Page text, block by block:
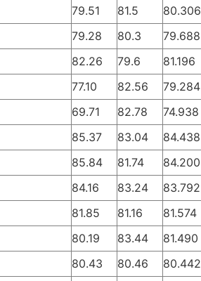
79.51 81.5
80.306
79.28 80.3
79.688
82.26 79.6
81.196
77.10 82.56
79.284
69.71 82.78
74.938
85.37 83.04
84.438
85.84 81.74
84.200
84.16 83.24
83.792
81.85 81.16
81.574
80.19 83.44
81.490
80.43 80.46
80.442